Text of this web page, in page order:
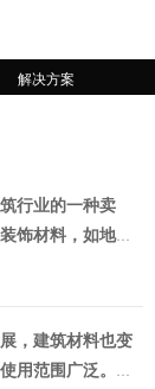
解决方案
行业的一种卖
饰材料，如地
漆、五金配件、
，建筑材料也变
用范围广泛。建